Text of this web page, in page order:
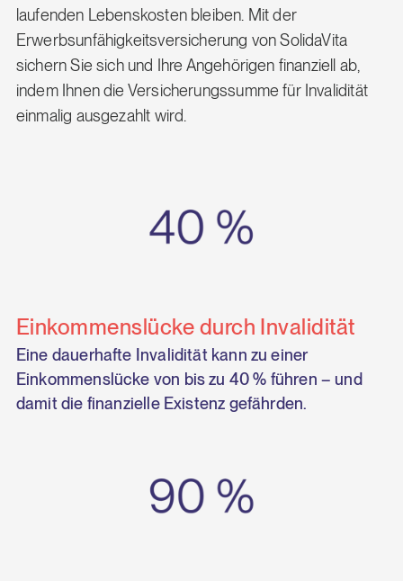
laufenden Lebenskosten bleiben. Mit der
Erwerbsunfähigkeitsversicherung von SolidaVita
sichern Sie sich und Ihre Angehörigen finanziell ab,
indem Ihnen die Versicherungssumme für Invalidität
einmalig ausgezahlt wird.
Einkommenslücke durch Invalidität
Eine dauerhafte Invalidität kann zu einer
Einkommenslücke von bis zu 40 % führen – und
damit die finanzielle Existenz gefährden.